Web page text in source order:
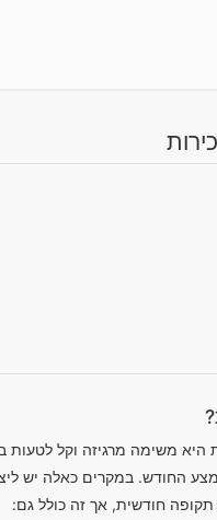
היא משימה מרגיזה וקל
החודש. במקרים כאלה יש
תקופה חודשית, אך זה כולל גם: